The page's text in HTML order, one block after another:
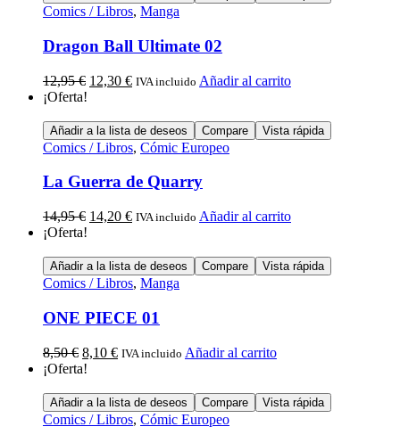
Comics / Libros, Manga
Dragon Ball Ultimate 02
12,95€ 12,30 € IVA incluido Añadir al carrito
¡Oferta!
Añadir a la lista de deseos Compare Vista rápida
Comics / Libros, Cómic Europeo
La Guerra de Quarry
14,95€ 14,20 € IVA incluido Añadir al carrito
¡Oferta!
Añadir a la lista de deseos Compare Vista rápida
Comics / Libros, Manga
ONE PIECE 01
8,50€ 8,10 € IVA incluido Añadir al carrito
¡Oferta!
Añadir a la lista de deseos Compare Vista rápida
Comics / Libros, Cómic Europeo